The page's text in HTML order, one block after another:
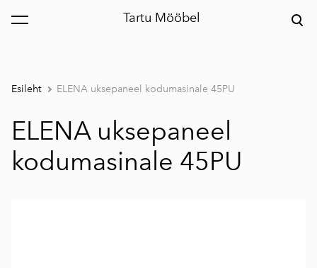
Tartu Mööbel
lisati ostukorvi. Vaata ostukorvi
Esileht ELENA uksepaneel kodumasinale 45PU
ELENA uksepaneel
kodumasinale 45PU